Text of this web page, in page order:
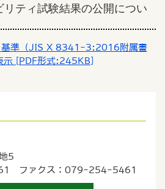
リティ試験結果の公開につい
基準（JIS X 8341-3:2016附属書
示 [PDF形式:245KB]
5
ファクス：079-254-5461